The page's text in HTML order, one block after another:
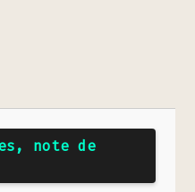
note de